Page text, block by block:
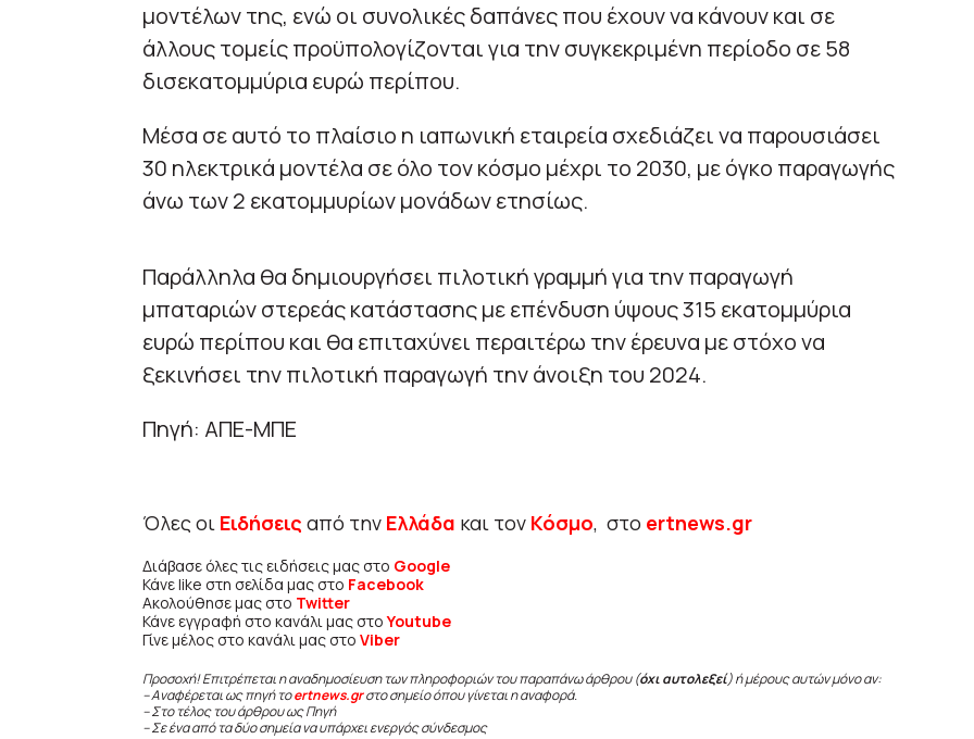
μοντέλων της, ενώ οι συνολικές δαπάνες που έχουν να κάνουν και σε
άλλους τομείς προϋπολογίζονται για την συγκεκριμένη περίοδο σε 58
δισεκατομμύρια ευρώ περίπου.
Μέσα σε αυτό το πλαίσιο η ιαπωνική εταιρεία σχεδιάζει να παρουσιάσει
30 ηλεκτρικά μοντέλα σε όλο τον κόσμο μέχρι το 2030, με όγκο παραγωγής
άνω των 2 εκατομμυρίων μονάδων ετησίως.
Παράλληλα θα δημιουργήσει πιλοτική γραμμή για την παραγωγή
μπαταριών στερεάς κατάστασης με επένδυση ύψους 315 εκατομμύρια
ευρώ περίπου και θα επιταχύνει περαιτέρω την έρευνα με στόχο να
ξεκινήσει την πιλοτική παραγωγή την άνοιξη του 2024.
Πηγή: ΑΠΕ-ΜΠΕ
Όλες οι Ειδήσεις από την Ελλάδα και τον Κόσμο, στο ertnews.gr
Διάβασε όλες τις ειδήσεις μας στο Google
Κάνε like στη σελίδα μας στο Facebook
Ακολούθησε μας στο Twitter
Κάνε εγγραφή στο κανάλι μας στοYoutube
Γίνε μέλος στο κανάλι μας στο Viber
Προσοχή! Επιτρέπεται η αναδημοσίευση των πληροφοριών του παραπάνω άρθρου (όχι αυτολεξεί) ή μέρους αυτών μόνο αν:
– Αναφέρεται ως πηγή τοertnews.gr στο σημείο όπου γίνεται η αναφορά.
– Στο τέλος του άρθρου ως Πηγή
– Σε ένα από τα δύο σημεία να υπάρχει ενεργός σύνδεσμος